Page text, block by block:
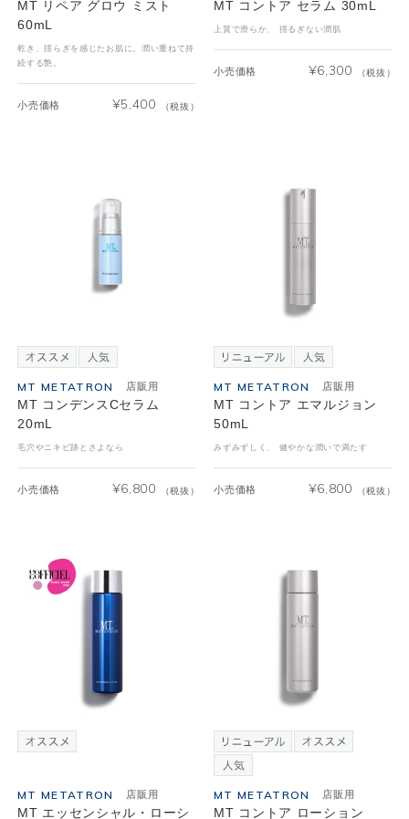
MT リペア グロウ ミスト
60mL
乾き、揺らぎを感じたお肌に。潤い重ねて持
続する艶。
小売価格 ¥5,400 （税抜）
MT コントア セラム 30mL
上質で滑らか、 揺るぎない潤肌
小売価格 ¥6,300 （税抜）
MT METATRON 店販用
MT コンデンスCセラム
20mL
毛穴やニキビ跡とさよなら
小売価格 ¥6,800 （税抜）
MT METATRON 店販用
MT コントア エマルジョン
50mL
みずみずしく、 健やかな潤いで満たす
小売価格 ¥6,800 （税抜）
MT METATRON 店販用
MT エッセンシャル・ローシ
MT METATRON 店販用
MT コントア ローション